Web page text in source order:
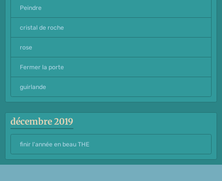
Peindre
cristal de roche
rose
Fermer la porte
guirlande
décembre 2019
finir l'année en beau THE